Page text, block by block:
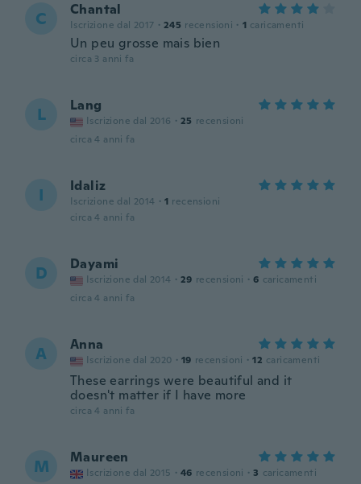
C Chantal
Iscrizione dal 2017 · 245 recensioni · 1 caricamenti
Un peu grosse mais bien
circa 3 anni fa
L Lang
Iscrizione dal 2016 · 25 recensioni
circa 4 anni fa
I Idaliz
Iscrizione dal 2014 · 1 recensioni
circa 4 anni fa
D Dayami
Iscrizione dal 2014 · 29 recensioni · 6 caricamenti
circa 4 anni fa
A Anna
Iscrizione dal 2020 · 19 recensioni · 12 caricamenti
These earrings were beautiful and it
doesn't matter if I have more
circa 4 anni fa
M Maureen
Iscrizione dal 2015 · 46 recensioni · 3 caricamenti